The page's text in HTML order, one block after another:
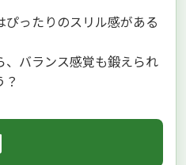
ったりのスリル感がある
バランス感覚も鍛えられ